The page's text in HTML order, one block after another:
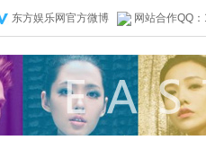
东方娱乐网官方微博 网站合作QQ